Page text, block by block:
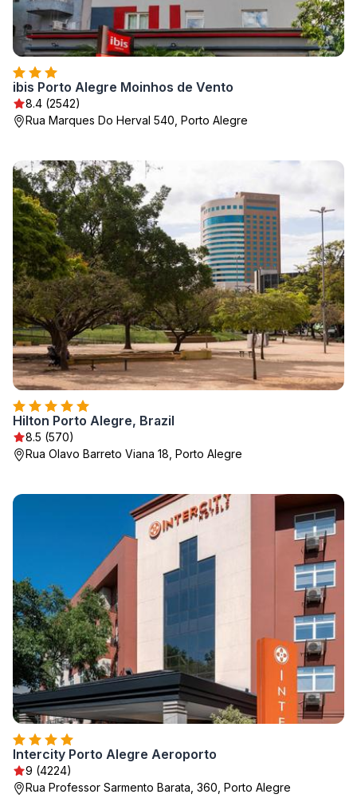
ibis Porto Alegre Moinhos de Vento
8.4 (2542)
Rua Marques Do Herval 540, Porto Alegre
Hilton Porto Alegre, Brazil
8.5 (570)
Rua Olavo Barreto Viana 18, Porto Alegre
Intercity Porto Alegre Aeroporto
9 (4224)
Rua Professor Sarmento Barata, 360, Porto Alegre